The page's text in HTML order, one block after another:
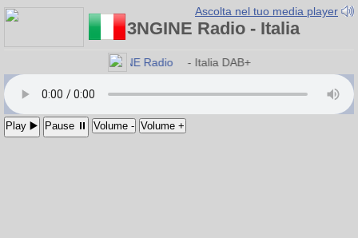
Ascolta nel tuo media player
3NGINE Radio - Italia
∃NGINE Radio - Italia DAB+
Play ▶️ Pause ⏸ Volume - Volume +